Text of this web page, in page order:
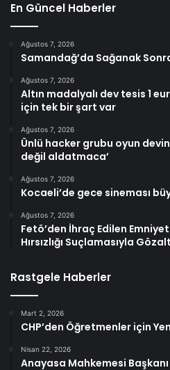
En Güncel Haberler
Ağustos 7, 2026
Samandağ’da Sağanak
Ağustos 7, 2026
Altın madalyalı dev tesis 1
için tek bir şart var
Ağustos 7, 2026
Ünlü hacker grubu oyun
değil aldatmaca’
Ağustos 7, 2026
Kocaeli’de gece sineması
Ağustos 7, 2026
Fetö’den İhraç Edilen
Hırsızlığı Suçlamasıyla
Rastgele Haberler
Mart 2, 2026
CHP’den Öğretmenler için
Nisan 22, 2026
Anayasa Mahkemesi